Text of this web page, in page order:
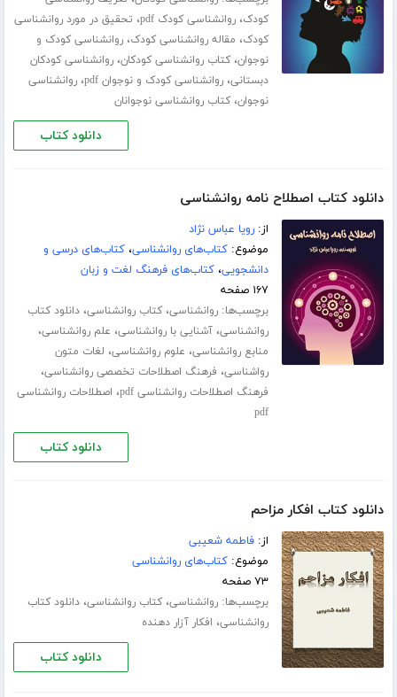
کودک،روانشناسی کودک pdf ، تحقیق در مورد روانشناسی
کودک، مقاله روانشناسی کودک،روانشناسی کودک و
نوجوان،کتاب روانشناسی کودکان،روانشناسی کودکان
دبستانی،روانشناسی کودک و نوجوان pdf ،روانشناسی
نوجوان،کتاب روانشناسی نوجوانان
دانلود کتاب
دانلود کتاب اصطلاح نامه روانشناسی
از:رویا عباس نژاد
موضوع:کتاب‌های روانشناسی،کتاب‌های درسی و
دانشجویی،کتاب‌های فرهنگ لغت و زبان
۱۶۷ صفحه
برچسب‌ها:روانشناسی،کتاب روانشناسی،دانلود کتاب
روانشناسی،آشنایی با روانشناسی، علم روانشناسی،
منابع روانشناسی، علوم روانشناسی، لغات متون
رواشناسی، فرهنگ اصطلاحات تخصصی روانشناسی،
فرهنگ اصطلاحات روانشناسی pdf ، اصطلاحات روانشناسی
pdf
دانلود کتاب
دانلود کتاب افکار مزاحم
از:فاطمه شعیبی
موضوع:کتاب‌های روانشناسی
۷۳ صفحه
برچسب‌ها:روانشناسی،کتاب روانشناسی،دانلود کتاب
روانشناسی، افکار آزار دهنده
دانلود کتاب